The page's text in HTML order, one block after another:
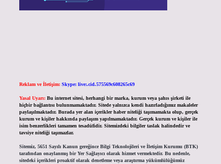
Reklam ve İletişim: Skype: live:.cid.575569c608265c69
Yasal Uyarı: Bu internet sitesi, herhangi bir marka, kurum veya şahıs şirketi ile
hiçbir bağlantısı bulunmamaktadır. Sitede yalnızca kendi hazırladığımız makaleler
paylaşılmaktadır. Burada yer alan içerikler haber niteliği taşımamakta olup, gerçek
kurum ve kişiler hakkında paylaşım yapılmamaktadır. Gerçek kurum ve kişiler ile
isim benzerlikleri tamamen tesadüfidir. Sitemizdeki bilgiler taslak halindedir ve
tavsiye niteliği taşımazlar.
Sitemiz, 5651 Sayılı Kanun gereğince Bilgi Teknolojileri ve İletişim Kurumu (BTK)
tarafından onaylanmış bir Yer Sağlayıcı olarak hizmet vermektedir. Bu nedenle,
sitedeki içerikleri proaktif olarak denetleme veya araştırma yükümlülüğümüz